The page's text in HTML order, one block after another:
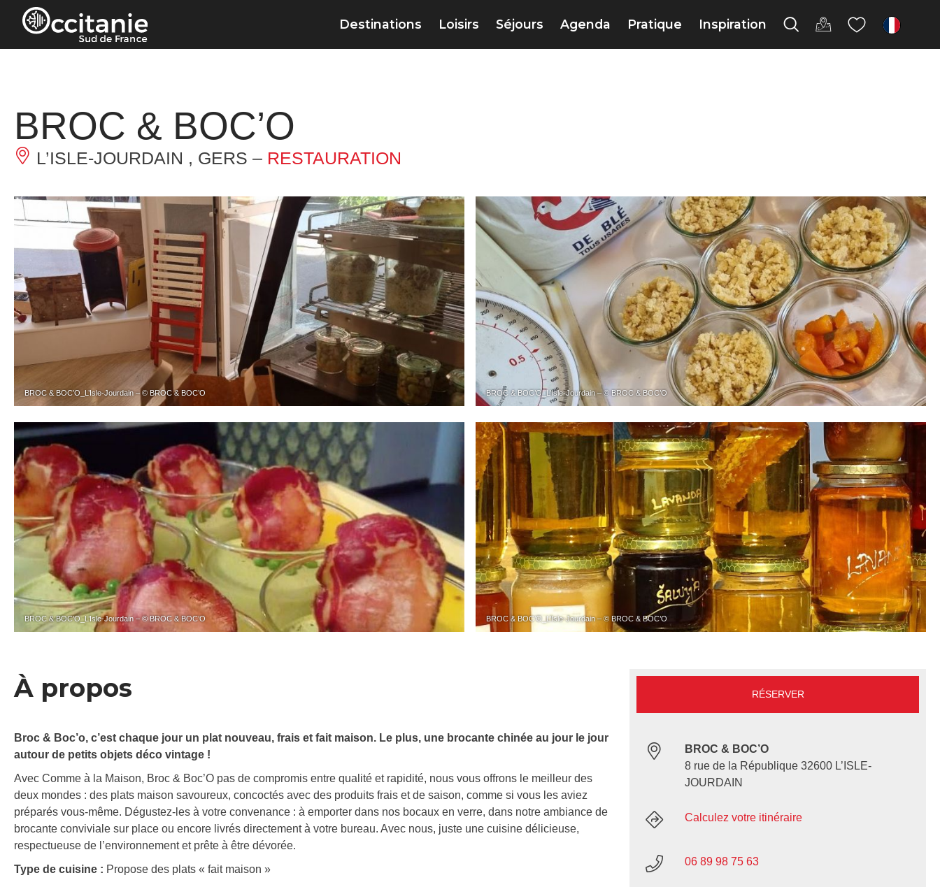
Panneau de gestion des cookies
Destinations Loisirs Séjours Agenda Pratique Inspiration fr
BROC & BOC’O
L’ISLE-JOURDAIN , GERS – RESTAURATION
BROC & BOC’O_L’Isle-Jourdain – © BROC & BOC’O BROC & BOC’O_L’Isle-Jourdain – © BROC & BOC’O
BROC & BOC’O_L’Isle-Jourdain – © BROC & BOC’O BROC & BOC’O_L’Isle-Jourdain – © BROC & BOC’O
À propos
Broc & Boc’o, c’est chaque jour un plat nouveau, frais et fait maison. Le plus, une brocante chinée au jour le jour
autour de petits objets déco vintage !
Avec Comme à la Maison, Broc & Boc’O pas de compromis entre qualité et rapidité, nous vous offrons le meilleur des
deux mondes : des plats maison savoureux, concoctés avec des produits frais et de saison, comme si vous les aviez
préparés vous-même. Dégustez-les à votre convenance : à emporter dans nos bocaux en verre, dans notre ambiance de
brocante conviviale sur place ou encore livrés directement à votre bureau. Avec nous, juste une cuisine délicieuse,
respectueuse de l’environnement et prête à être dévorée.
Type de cuisine : Propose des plats « fait maison »
RÉSERVER
BROC & BOC’O
8 rue de la République 32600 L’ISLE-
JOURDAIN
Calculez votre itinéraire
06 89 98 75 63